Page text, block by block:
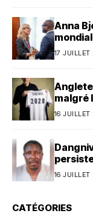
Anna
avec le
17 JUILLET
malgré
16 JUILLET
16 JUILLET
CATÉGORIES